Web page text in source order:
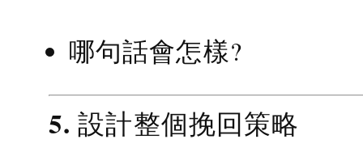
哪句話會怎樣?
5. 設計整個挽回策略